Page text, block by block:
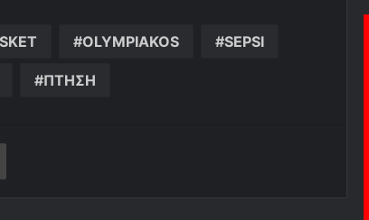
OLYMPIAKOS SEPSI
ΠΤΗΣΗ
ταχυδρομείου
Εκτύπωση